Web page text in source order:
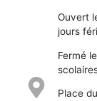
Ouvert
jours
Fermé
Place